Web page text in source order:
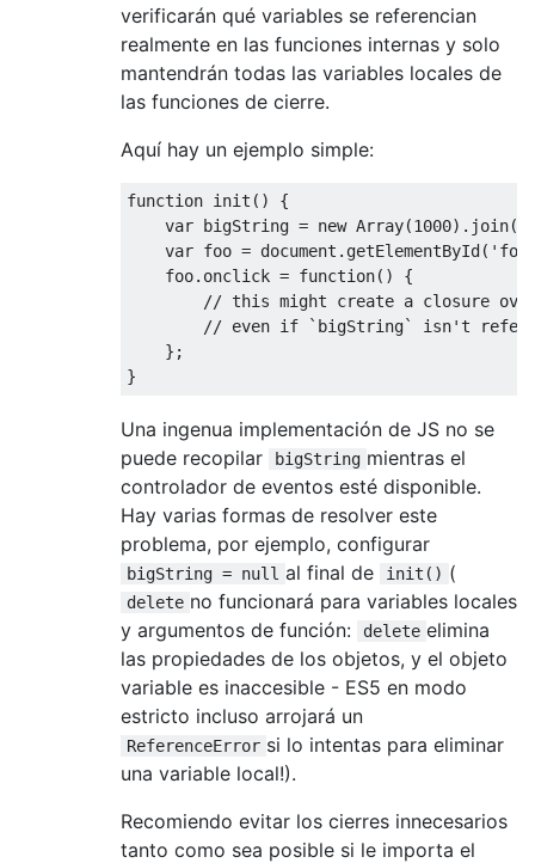
verificarán qué variables se referencian
realmente en las funciones internas y solo
mantendrán todas las variables locales de
las funciones de cierre.
Aquí hay un ejemplo simple:
function init ()
{
var bigString = new Array(1000). join(
var foo = document . getElementById(
    foo
. onclick = function()
{
// this might create a closure
// even if `bigString` isn't
};
}
Una ingenua implementación de JS no se
puede recopilar
bigString mientras el
controlador de eventos esté disponible.
Hay varias formas de resolver este
problema, por ejemplo, configurar
bigString = null al final de init() (
delete no funcionará para variables locales
y argumentos de función:
delete elimina
las propiedades de los objetos, y el objeto
variable es inaccesible - ES5 en modo
estricto incluso arrojará un
ReferenceError si lo intentas para eliminar
una variable local!).
Recomiendo evitar los cierres innecesarios
tanto como sea posible si le importa el